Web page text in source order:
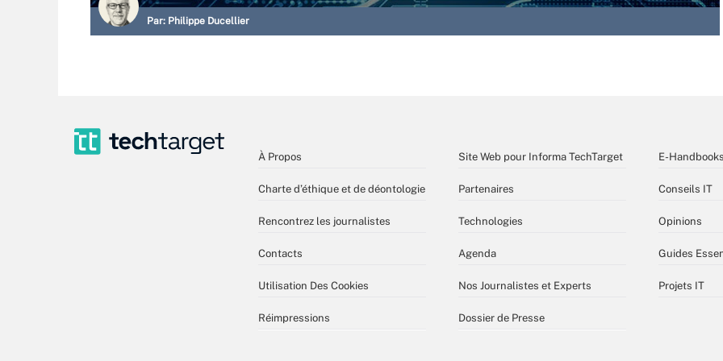
Par: Philippe Ducellier
À Propos
Charte d’éthique et de déontologie
Rencontrez les journalistes
Contacts
Utilisation Des Cookies
Réimpressions
Site Web pour Informa TechTarget
Partenaires
Technologies
Agenda
Nos Journalistes et Experts
Dossier de Presse
E-Handbooks
Conseils IT
Opinions
Guides
Projets IT